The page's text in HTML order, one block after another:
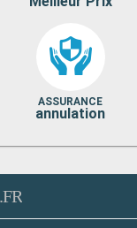
ASSURANCE
annulation